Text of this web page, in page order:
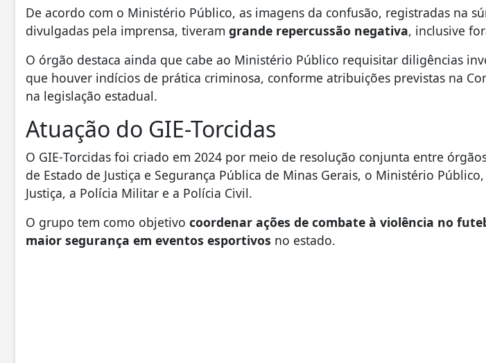
De acordo com o Ministério Público, as imagens da confusão, registradas na
divulgadas pela imprensa, tiveram grande repercussão negativa, inclusive
O órgão destaca ainda que cabe ao Ministério Público requisitar diligências
que houver indícios de prática criminosa, conforme atribuições previstas na
na legislação estadual.
Atuação do GIE-Torcidas
O GIE‑Torcidas foi criado em 2024 por meio de resolução conjunta entre
de Estado de Justiça e Segurança Pública de Minas Gerais, o Ministério
Justiça, a Polícia Militar e a Polícia Civil.
O grupo tem como objetivo coordenar ações de combate à violência no
maior segurança em eventos esportivos no estado.